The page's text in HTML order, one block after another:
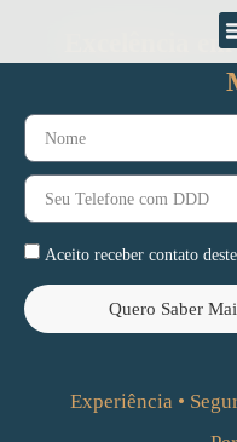
Excelência
Aceito receber contato deste
Quero Saber
Experiência •